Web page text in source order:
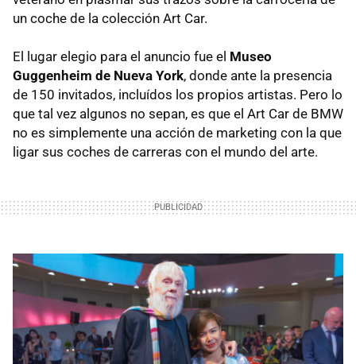
un coche de la colección Art Car.
El lugar elegio para el anuncio fue el Museo
Guggenheim de Nueva York, donde ante la presencia
de 150 invitados, incluídos los propios artistas. Pero lo
que tal vez algunos no sepan, es que el Art Car de BMW
no es simplemente una acción de marketing con la que
ligar sus coches de carreras con el mundo del arte.